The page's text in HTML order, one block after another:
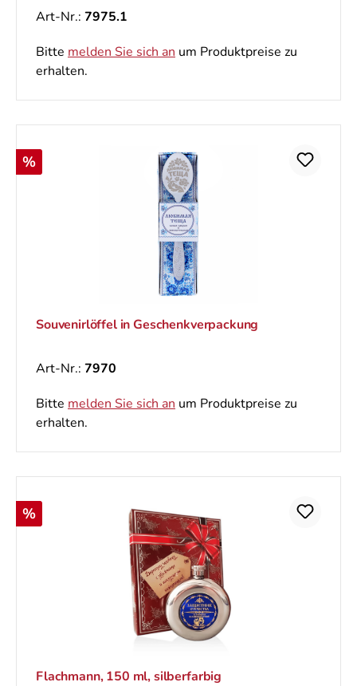
Art-Nr.: 7975.1
Bitte melden Sie sich an um Produktpreise zu
erhalten.
Rabatt
%
Souvenirlöffel in Geschenkverpackung
Art-Nr.: 7970
Bitte melden Sie sich an um Produktpreise zu
erhalten.
Rabatt
%
Flachmann, 150 ml, silberfarbig